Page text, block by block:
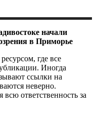
начали
в Приморье
где все
Иногда
ссылки на
неверно.
ответственность за